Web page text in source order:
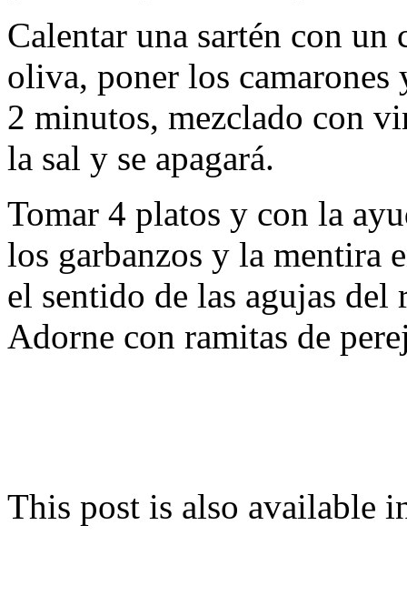
Calentar una sartén con
oliva, poner los camarones
2 minutos, mezclado con
la sal y se apagará.
Tomar 4 platos y con la
los garbanzos y la mentira
el sentido de las agujas
Adorne con ramitas de
This post is also available